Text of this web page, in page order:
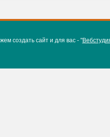
создать сайт и для вас - "